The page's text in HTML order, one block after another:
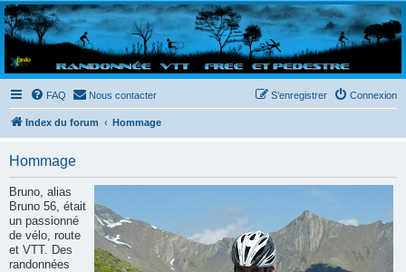
Randovttfree.fr
Bienvenue sur le site des randos vtt et pédestre de Bretagne . Bonne navigation sur le site
et bonnes randos dans l'Ouest !
FAQ Nous contacter Connexion
S’enregistrer
Index du forum Hommage
Hommage
Bruno, alias
Bruno 56, était
un passionné
de vélo, route
et VTT. Des
randonnées